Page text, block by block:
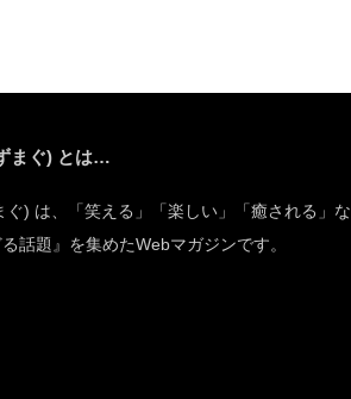
まぐ) とは…
ぐ) は、「笑える」「楽しい」「癒される」な
話題』を集めたWebマガジンです。